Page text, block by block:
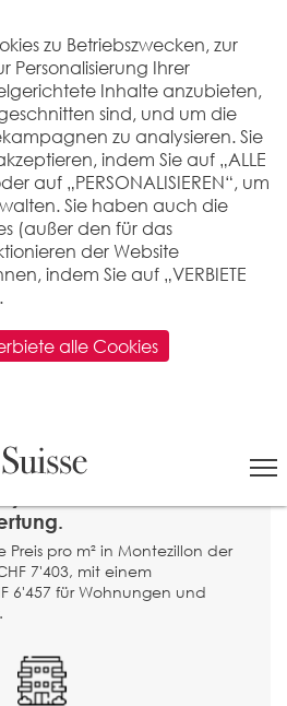
SUCHEN
m2
pro Quadratmeter für
ein Haus in
?
pro m² in Montezillon der
7'403, mit einem
6'457 für Wohnungen und
zu Betriebszwecken, zur
Personalisierung Ihrer
Inhalte anzubieten,
sind, und um die
zu analysieren. Sie
indem Sie auf „ALLE
auf „PERSONALISIEREN“, um
Sie haben auch die
(außer den für das
der Website
indem Sie auf „VERBIETE
alle Cookies